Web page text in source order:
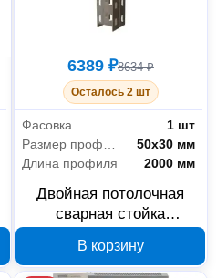
6389 ₽8634 ₽
Осталось 2 шт
Фасовка
1 шт
50х30 мм
Длина профиля
2000 мм
Двойная потолочная
сварная стойка
мм 2,5 мм 518539
В корзину